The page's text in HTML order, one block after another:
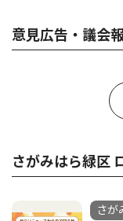
意見広告・議会
さがみはら緑区
さが